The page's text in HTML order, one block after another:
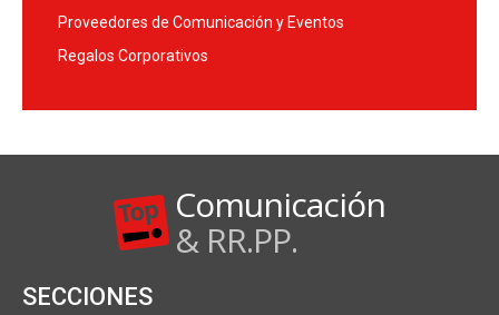
Proveedores de Comunicación y Eventos
Regalos Corporativos
Comunicación
& RR.PP.
SECCIONES